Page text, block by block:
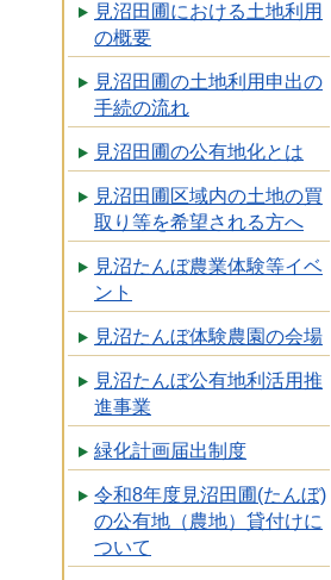
見沼田圃における土地利用
の概要
見沼田圃の土地利用申出の
手続の流れ
見沼田圃の公有地化とは
見沼田圃区域内の土地の買
取り等を希望される方へ
見沼たんぼ農業体験等イベ
ント
見沼たんぼ体験農園の会場
見沼たんぼ公有地利活用推
進事業
緑化計画届出制度
令和8年度見沼田圃(たんぼ)
の公有地（農地）貸付けに
ついて